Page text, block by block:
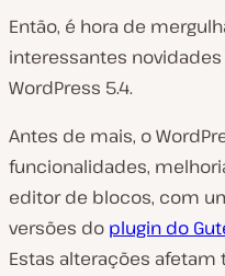
Então, é hora de
interessantes
WordPress 5.4.
Antes de mais, o
funcionalidades,
editor de blocos, com
versões do plugin do
Estas alterações